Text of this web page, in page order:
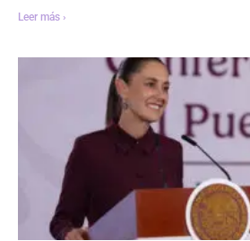
Leer más ›